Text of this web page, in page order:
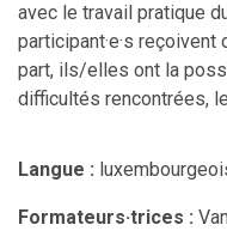
avec le travail pratique
participant·e·s
part, ils/elles ont la
difficultés rencontrées,
Langue :
Formateurs·trices :